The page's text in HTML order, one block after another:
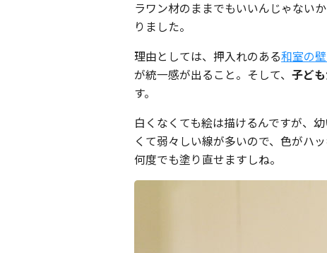
ラワン材のままでもいいんじゃない
りました。
理由としては、押入れのある和室の
が統一感が出ること。そして、 子ど
す。
白くなくても絵は描けるんですが、
くて弱々しい線が多いので、色がハ
何度でも塗り直せますしね。